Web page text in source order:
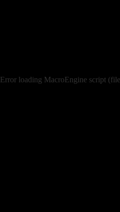
Error loading MacroEngine script